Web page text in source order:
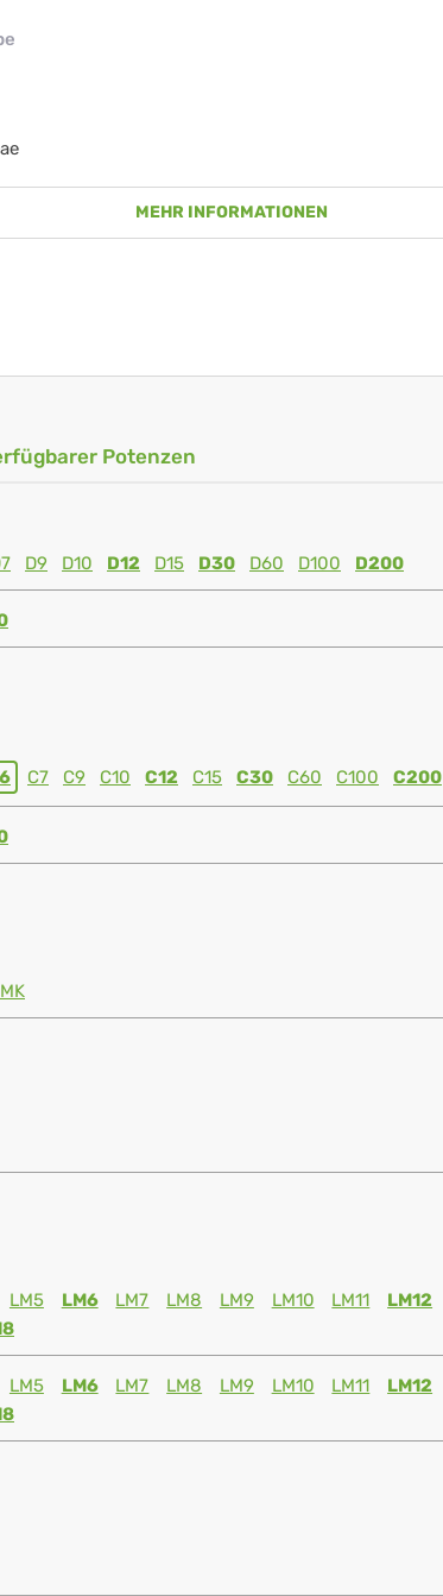
MEHR INFORMATIONEN
Potenzen
D9 D10 D12 D15 D30 D60 D100 D200
C7 C9 C10 C12 C15 C30 C60 C100 C200
LM5 LM6 LM7 LM8 LM9 LM10 LM11 LM12
LM5 LM6 LM7 LM8 LM9 LM10 LM11 LM12